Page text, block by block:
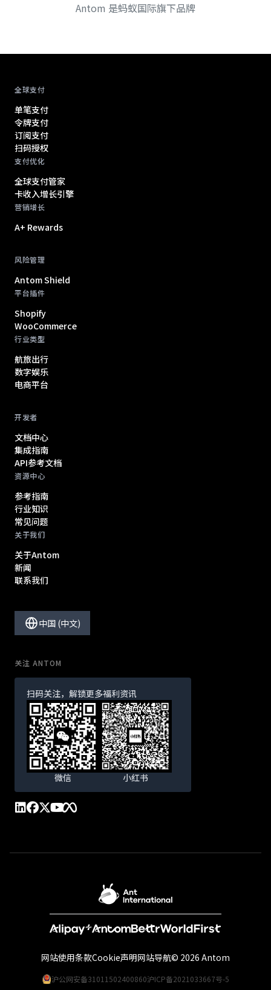
Antom 是蚂蚁国际旗下品牌
全球支付
单笔支付
令牌支付
订阅支付
扫码授权
支付优化
全球支付管家
卡收入增长引擎
营销增长
A+ Rewards
风险管理
Antom Shield
平台插件
Shopify
WooCommerce
行业类型
航旅出行
数字娱乐
电商平台
开发者
文档中心
集成指南
API参考文档
资源中心
参考指南
行业知识
常见问题
关于我们
关于Antom
新闻
联系我们
中国 (中文)
关注 ANTOM
扫码关注，解锁更多福利资讯
微信 小红书
沪公网安备31011502400860沪ICP备2021033667号-5
网站使用条款Cookie声明网站导航© 2026 Antom